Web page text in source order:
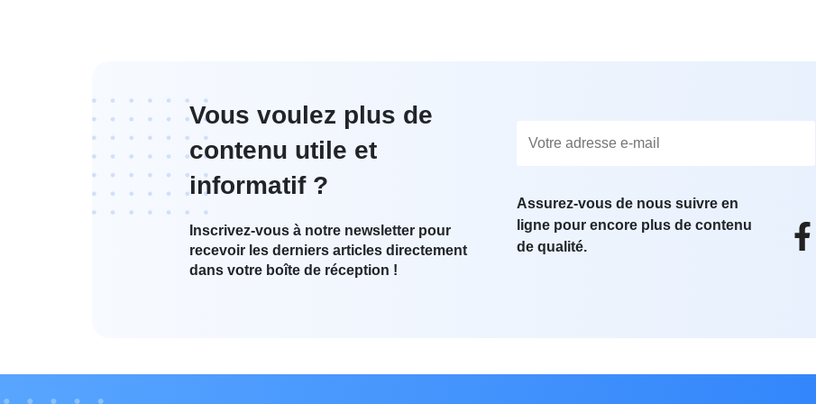
Vous voulez plus de
contenu utile et
informatif ?
Inscrivez-vous à notre newsletter pour
recevoir les derniers articles directement
dans votre boîte de réception !
Assurez-vous de nous suivre en
ligne pour encore plus de contenu
de qualité.